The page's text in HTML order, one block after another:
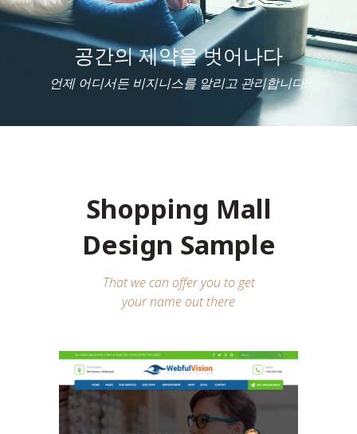
공간의 제약을 벗어나다
언제 어디서든 비지니스를 알리고 관리합니다.
Shopping Mall
Design Sample
That we can offer you to get
your name out there
Medical Clinic